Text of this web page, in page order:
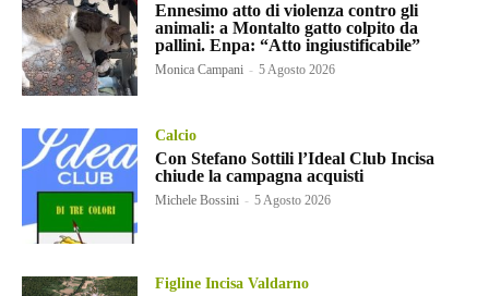
Ennesimo atto di violenza contro gli
animali: a Montalto gatto colpito da
pallini. Enpa: “Atto ingiustificabile”
Monica Campani - 5 Agosto 2026
Calcio
Con Stefano Sottili l’Ideal Club Incisa
chiude la campagna acquisti
Michele Bossini - 5 Agosto 2026
Figline Incisa Valdarno